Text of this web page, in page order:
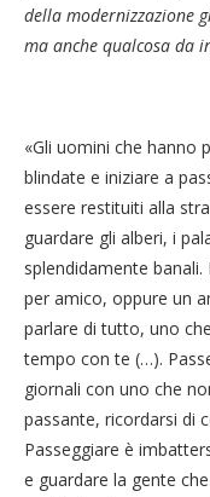
della modernizzazione
ma anche qualcosa da
«Gli uomini che hanno
blindate e iniziare a
essere restituiti alla
guardare gli alberi, i
splendidamente
per amico, oppure un
parlare di tutto, uno
tempo con te (…).
giornali con uno che
passante, ricordarsi di
Passeggiare è
e guardare la gente